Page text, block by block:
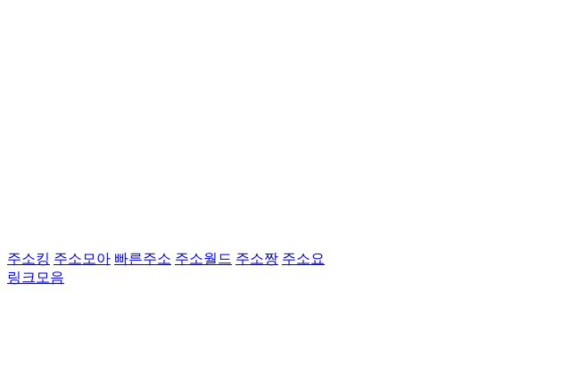
주소킹 주소모아 빠른주소 주소월드 주소짱 주소요
링크모음